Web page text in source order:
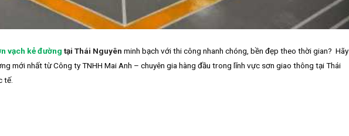
vạch kẻ đường tại Thái Nguyên minh bạch với thi công nhanh chóng, bền đẹp theo thời gian? Hãy
mới nhất từ Công ty TNHH Mai Anh – chuyên gia hàng đầu trong lĩnh vực sơn giao thông tại Thái
tế.